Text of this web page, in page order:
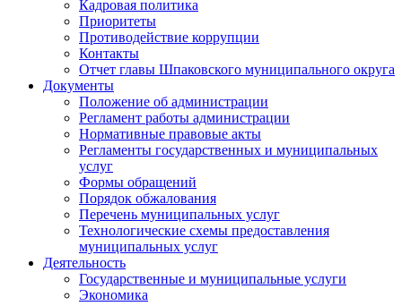
Кадровая политика
Приоритеты
Противодействие коррупции
Контакты
Отчет главы Шпаковского муниципального округа
Документы
Положение об администрации
Регламент работы администрации
Нормативные правовые акты
Регламенты государственных и муниципальных
услуг
Формы обращений
Порядок обжалования
Перечень муниципальных услуг
Технологические схемы предоставления
муниципальных услуг
Деятельность
Государственные и муниципальные услуги
Экономика